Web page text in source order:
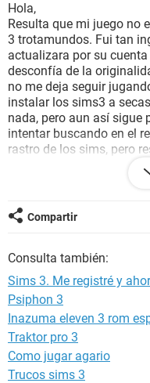
Hola,
Resulta que mi juego no
3 trotamundos. Fui tan
actualizara por su
desconfía de la
no me deja seguir
instalar los sims3 a
nada, pero aun así sigue
intentar buscando en el
rastro de los sims, pero
registro.. No se que
comprármelos originales
formateo?
Compartir
Consulta también:
Sims 3. Me registré y
Psiphon 3
Inazuma eleven 3 rom
Traktor pro 3
Como jugar agario
Trucos sims 3